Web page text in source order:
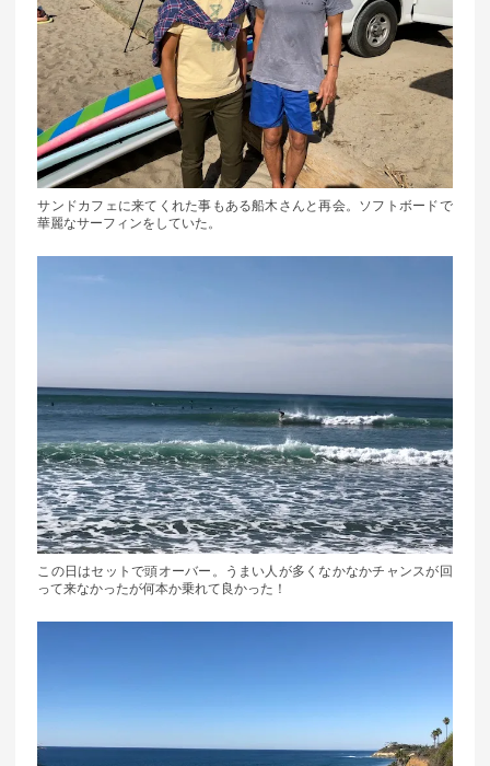
サンドカフェに来てくれた事もある船木さんと再会。ソフトボードで
華麗なサーフィンをしていた。
この日はセットで頭オーバー。うまい人が多くなかなかチャンスが回
って来なかったが何本か乗れて良かった！